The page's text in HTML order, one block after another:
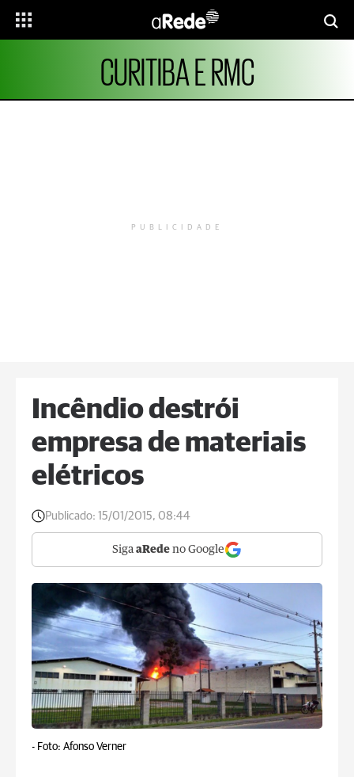
CURITIBA E RMC
PUBLICIDADE
Incêndio destrói
empresa de materiais
elétricos
Publicado: 15/01/2015, 08:44
Siga aRede no Google
- Foto: Afonso Verner